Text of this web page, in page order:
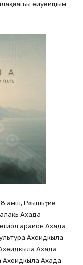
еиуеиԥшым
амш, Рҩышьҭие
Ахада
араион Ахада
Ахеидкыла
Ахада
Ахеидкыла Ахада